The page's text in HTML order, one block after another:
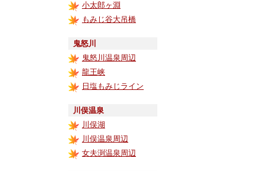
小太郎ヶ淵
もみじ谷大吊橋
鬼怒川
鬼怒川温泉周辺
龍王峡
日塩もみじライン
川俣温泉
川俣湖
川俣温泉周辺
女夫渕温泉周辺